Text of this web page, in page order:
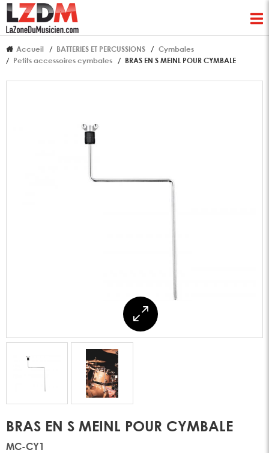
Accueil BATTERIES ET PERCUSSIONS
Cymbales
Petits accessoires cymbales
BRAS EN S MEINL POUR CYMBALE
BRAS EN S MEINL POUR CYMBALE
MC-CY1